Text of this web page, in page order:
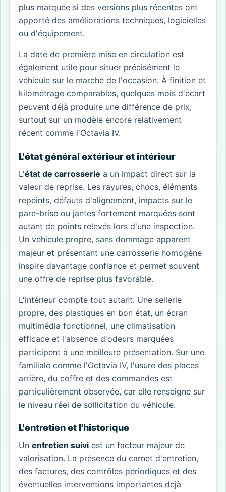
plus marquée si des versions plus récentes ont
apporté des améliorations techniques, logicielles
ou d'équipement.
La date de première mise en circulation est
également utile pour situer précisément le
véhicule sur le marché de l'occasion. À finition et
kilométrage comparables, quelques mois d'écart
peuvent déjà produire une différence de prix,
surtout sur un modèle encore relativement
récent comme l'Octavia IV.
L'état général extérieur et intérieur
L'état de carrosserie a un impact direct sur la
valeur de reprise. Les rayures, chocs, éléments
repeints, défauts d'alignement, impacts sur le
pare-brise ou jantes fortement marquées sont
autant de points relevés lors d'une inspection.
Un véhicule propre, sans dommage apparent
majeur et présentant une carrosserie homogène
inspire davantage confiance et permet souvent
une offre de reprise plus favorable.
L'intérieur compte tout autant. Une sellerie
propre, des plastiques en bon état, un écran
multimédia fonctionnel, une climatisation
efficace et l'absence d'odeurs marquées
participent à une meilleure présentation. Sur une
familiale comme l'Octavia IV, l'usure des places
arrière, du coffre et des commandes est
particulièrement observée, car elle renseigne sur
le niveau réel de sollicitation du véhicule.
L'entretien et l'historique
Un entretien suivi est un facteur majeur de
valorisation. La présence du carnet d'entretien,
des factures, des contrôles périodiques et des
éventuelles interventions importantes déjà